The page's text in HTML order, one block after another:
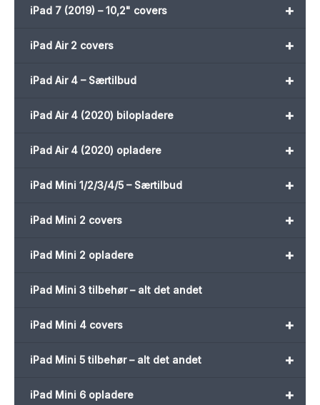
+
iPad 7 (2019) – 10,2" covers
+
iPad Air 2 covers
+
iPad Air 4 – Særtilbud
+
iPad Air 4 (2020) bilopladere
+
iPad Air 4 (2020) opladere
+
iPad Mini 1/2/3/4/5 – Særtilbud
+
iPad Mini 2 covers
+
iPad Mini 2 opladere
iPad Mini 3 tilbehør – alt det andet
+
iPad Mini 4 covers
+
iPad Mini 5 tilbehør – alt det andet
+
iPad Mini 6 opladere